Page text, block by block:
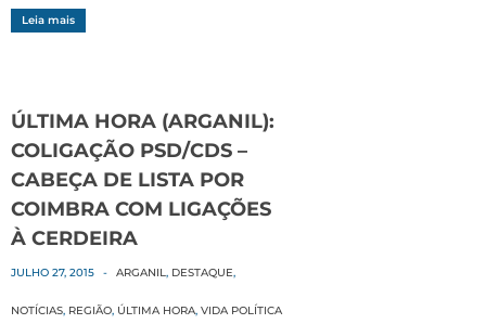
Leia mais
ÚLTIMA HORA (ARGANIL):
COLIGAÇÃO PSD/CDS –
CABEÇA DE LISTA POR
COIMBRA COM LIGAÇÕES
À CERDEIRA
JULHO 27, 2015 - ARGANIL, DESTAQUE,
NOTÍCIAS, REGIÃO, ÚLTIMA HORA, VIDA POLÍTICA